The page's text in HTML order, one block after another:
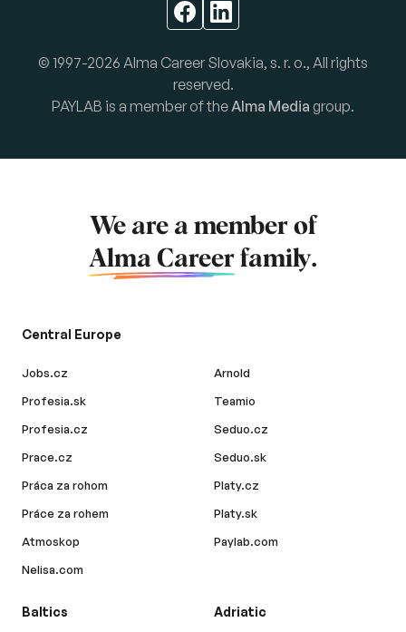
© 1997-2026 Alma Career Slovakia, s. r. o., All rights
reserved.
PAYLAB is a member of theAlma Media group.
We are a member of
Alma Career family.
Central Europe
Jobs.cz
Profesia.sk
Profesia.cz
Prace.cz
Práca za rohom
Práce za rohem
Atmoskop
Nelisa.com
Arnold
Teamio
Seduo.cz
Seduo.sk
Platy.cz
Platy.sk
Paylab.com
Baltics Adriatic